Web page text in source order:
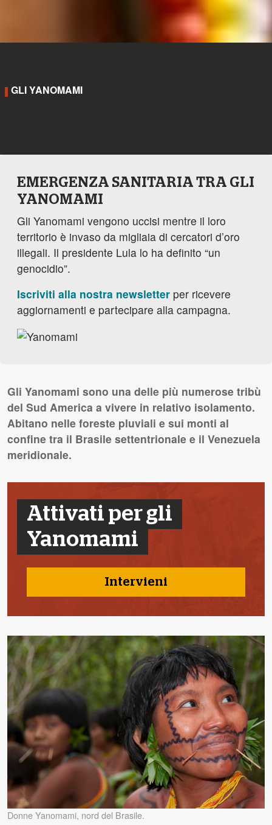
GLI YANOMAMI
EMERGENZA SANITARIA TRA GLI
YANOMAMI
Gli Yanomami vengono uccisi mentre il loro
territorio è invaso da migliaia di cercatori d’oro
illegali. Il presidente Lula lo ha definito “un
genocidio”.
Iscriviti alla nostra newsletter per ricevere
aggiornamenti e partecipare alla campagna.
Gli Yanomami sono una delle più numerose tribù
del Sud America a vivere in relativo isolamento.
Abitano nelle foreste pluviali e sui monti al
confine tra il Brasile settentrionale e il Venezuela
meridionale.
Attivati per gli
Yanomami
Intervieni
Donne Yanomami, nord del Brasile.